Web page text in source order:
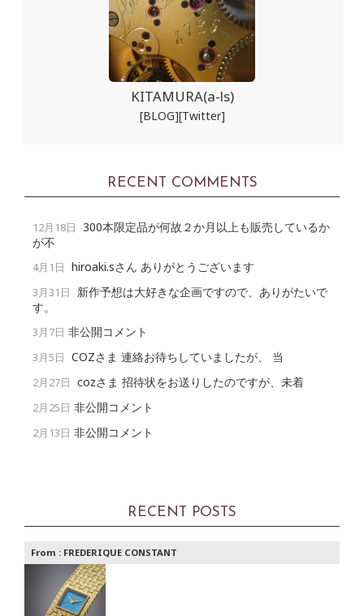
KITAMURA(a-ls)
[BLOG][Twitter]
RECENT COMMENTS
12月18日 300本限定品が何故２か月以上も販売しているか
が不
4月1日 hiroaki.sさん ありがとうございます
3月31日
新作予想は大好きな企画ですので、ありがたいで
す。
3月7日 非公開コメント
3月5日 COZさま 連絡お待ちしていましたが、 当
2月27日 cozさま 招待状をお送りしたのですが、未着
2月25日 非公開コメント
2月13日 非公開コメント
RECENT POSTS
From : FREDERIQUE CONSTANT